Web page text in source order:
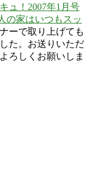
ュ！2007年1月号
の家はいつもスッ
ーで取り上げても
た。お送りいただ
ろしくお願いしま